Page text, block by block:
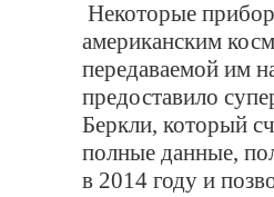
Некоторые
американским
передаваемой им
предоставило
Беркли, который
полные данные,
в 2014 году и